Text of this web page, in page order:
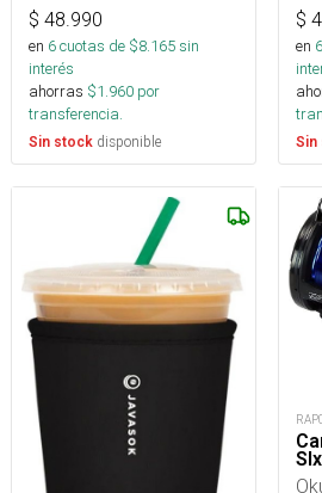
$ 48.990
en 6cuotas de $8.165sin
interés
ahorras $1.960 por
transferencia.
Sin stock disponible
$
en 6
Sin